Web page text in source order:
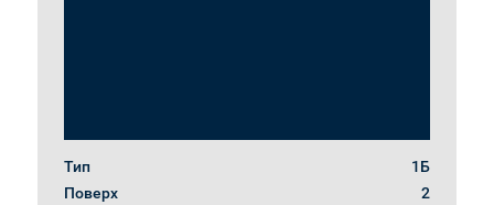
укр
Тип
1Б
Поверх
2